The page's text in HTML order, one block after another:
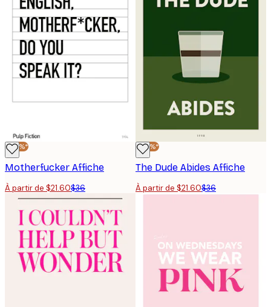
-40%*
Motherfucker Affiche
À partir de $21.60$36
-40%*
The Dude Abides Affiche
À partir de $21.60$36